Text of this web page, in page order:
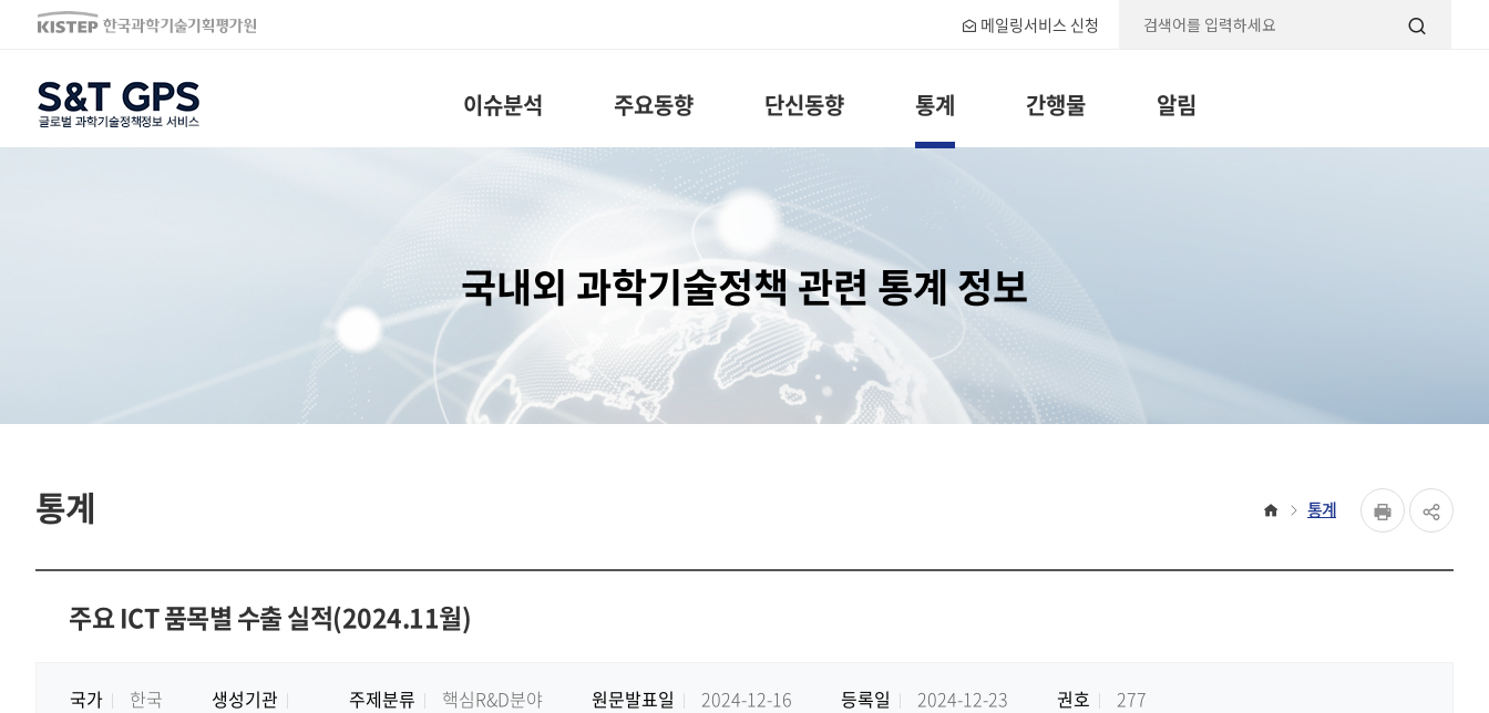
S&T GPS 이슈분석 주요동향 단신동향 통계 간행물 알림
메일링서비스 신청
국내외 과학기술정책 관련 통계 정보
통계 홈 통계
페이지
주요 ICT 품목별 수출 실적(2024.11월)
국가 한국 생성기관 주제분류 핵심R&D분야 원문발표일 2024-12-16 등록일 2024-12-23 권호 277